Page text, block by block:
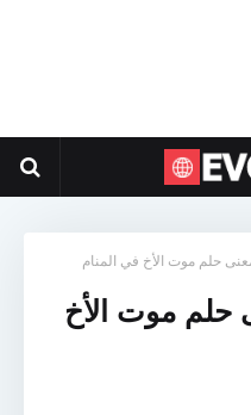
حلم موت الأخ في المنام
حلم موت الأخ